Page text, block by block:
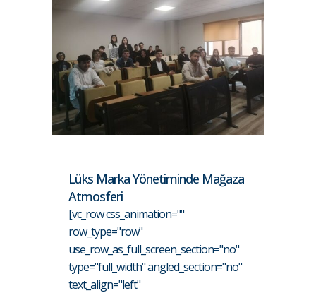
Lüks Marka Yönetiminde Mağaza
Atmosferi
[vc_row css_animation=""
row_type="row"
use_row_as_full_screen_section="no"
type="full_width" angled_section="no"
text_align="left"